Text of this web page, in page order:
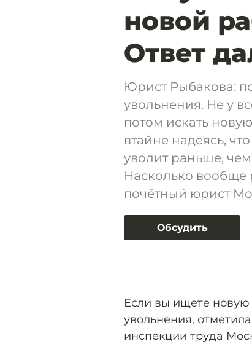
новой
Ответ
Юрист Рыбакова:
увольнения. Не у
потом искать
втайне надеясь,
уволит раньше,
Насколько вообще
почётный юрист
Обсудить
Если вы ищете новую
увольнения,
инспекции труда